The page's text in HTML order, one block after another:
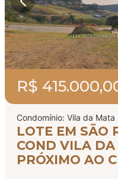
R$
Condomínio: Vila da Mata
LOTE EM SÃO
COND VILA
PRÓXIMO AO